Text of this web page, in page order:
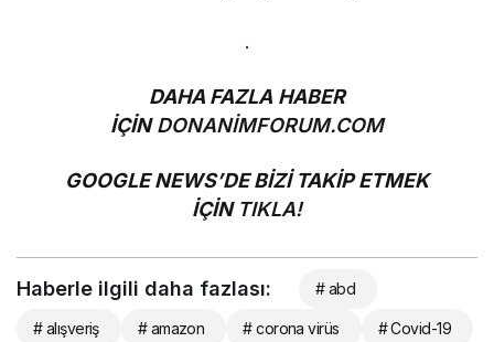
.
DAHA FAZLA HABER
İÇİNDONANİMFORUM.COM
GOOGLE NEWS’DE BİZİ TAKİP ETMEK
İÇİN TIKLA!
Haberle ilgili daha fazlası: # abd
# alışveriş # amazon # corona virüs # Covid-19